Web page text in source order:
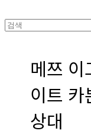
메쯔 이
이트 카
상대